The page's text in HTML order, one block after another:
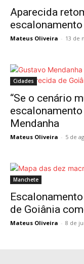
Aparecida
Mateus Oliveira - 13 de
Cidades
“Se o cenário
Mendanha
Mateus Oliveira - 5 de
Manchete
de Goiânia
Mateus Oliveira - 8 de